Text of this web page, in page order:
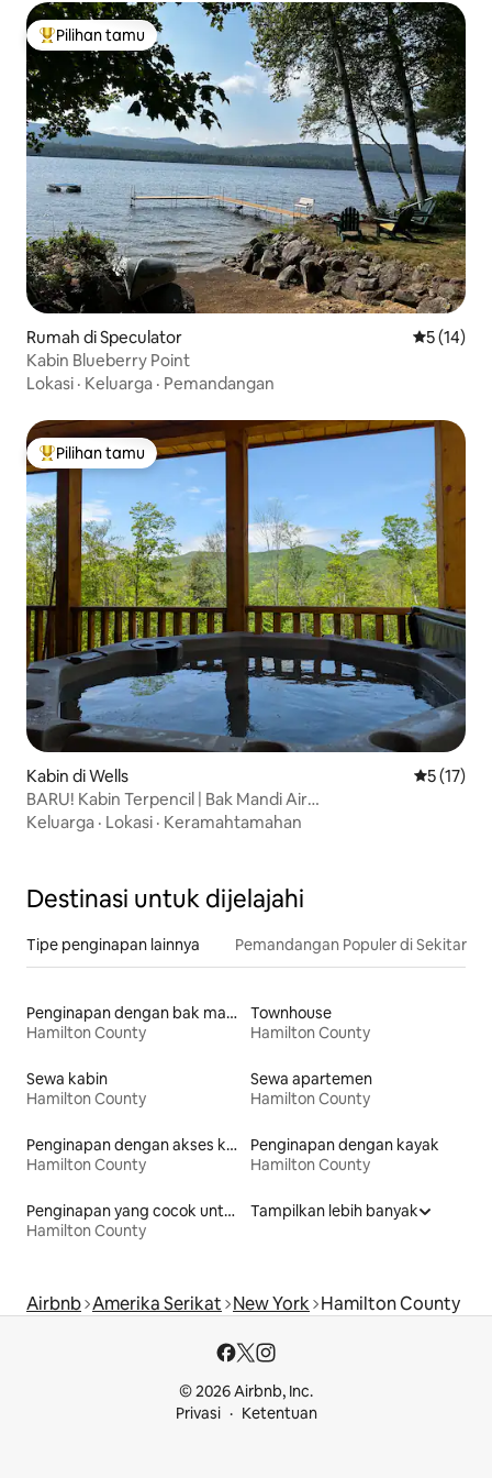
Pilihan tamu terpopuler
Pilihan tamu
Rumah di Speculator Nilai rata-
5 (14)
Kabin Blueberry Point
Lokasi · Keluarga · Pemandangan
Pilihan tamu terpopuler
Pilihan tamu
Kabin di Wells Nilai rata-
5 (17)
BARU! Kabin Terpencil | Bak Mandi Air
Panas+Pemandangan| Ramah ATV
Keluarga · Lokasi · Keramahtamahan
Destinasi untuk dijelajahi
Tipe penginapan lainnya Pemandangan Populer di Sekitar
Penginapan dengan bak mandi air panas
Hamilton County
Townhouse
Hamilton County
Sewa kabin
Hamilton County
Sewa apartemen
Hamilton County
Penginapan dengan akses ke danau
Hamilton County
Penginapan dengan kayak
Hamilton County
Penginapan yang cocok untuk keluarga
Hamilton County
Tampilkan lebih banyak
Airbnb Amerika Serikat New York Hamilton County
© 2026 Airbnb, Inc.
Privasi
Ketentuan